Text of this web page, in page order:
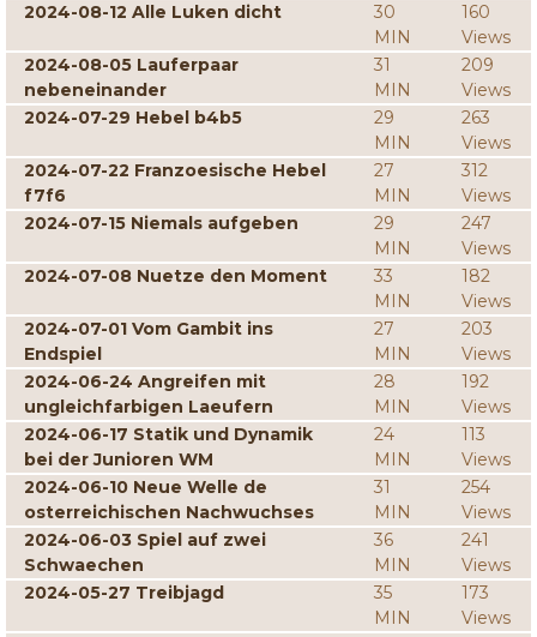
2024-08-12 Alle Luken dicht
30
MIN
160
Views
2024-08-05 Lauferpaar
nebeneinander
31
MIN
209
Views
2024-07-29 Hebel b4b5
29
MIN
263
Views
2024-07-22 Franzoesische Hebel
f7f6
27
MIN
312
Views
2024-07-15 Niemals aufgeben
29
MIN
247
Views
2024-07-08 Nuetze den Moment
33
MIN
182
Views
2024-07-01 Vom Gambit ins
Endspiel
27
MIN
203
Views
2024-06-24 Angreifen mit
ungleichfarbigen Laeufern
28
MIN
192
Views
2024-06-17 Statik und Dynamik
bei der Junioren WM
24
MIN
113
Views
2024-06-10 Neue Welle de
osterreichischen Nachwuchses
31
MIN
254
Views
2024-06-03 Spiel auf zwei
Schwaechen
36
MIN
241
Views
2024-05-27 Treibjagd
35
MIN
173
Views